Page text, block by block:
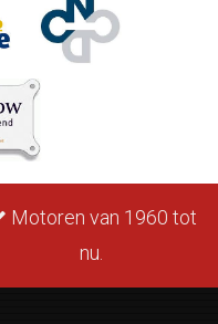
Motoren van 1960 tot
nu.